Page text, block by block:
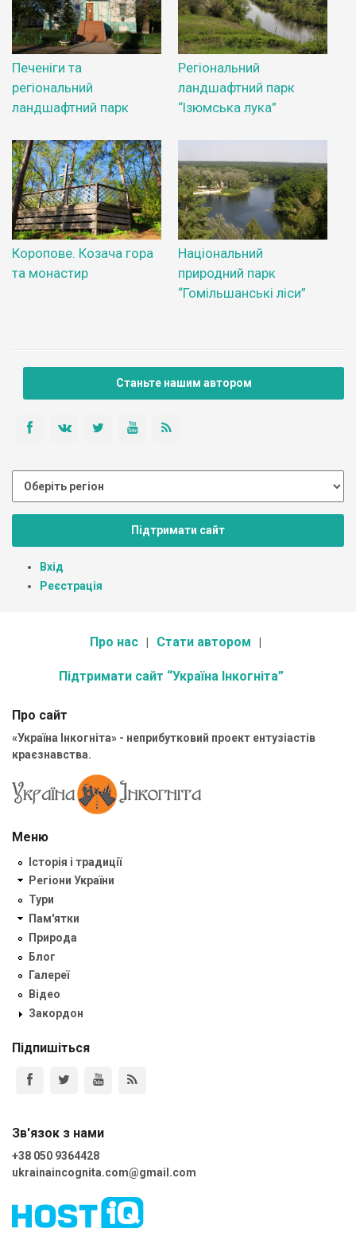
Печеніги та
регіональний
ландшафтний парк
Регіональний
ландшафтний парк
“Ізюмська лука”
Коропове. Козача гора
та монастир
Національний
природний парк
“Гомільшанські ліси”
Станьте нашим автором
Підтримати сайт
Вхід
Реєстрація
Про нас Стати автором
Підтримати сайт “Україна Інкогніта”
Про сайт
«Україна Інкогніта» - неприбутковий проект ентузіастів
краєзнавства.
Меню
Історія і традиції
Регіони України
Тури
Пам'ятки
Природа
Блог
Галереї
Відео
Закордон
Підпишіться
Зв'язок з нами
+38 050 9364428
ukrainaincognita.com@gmail.com